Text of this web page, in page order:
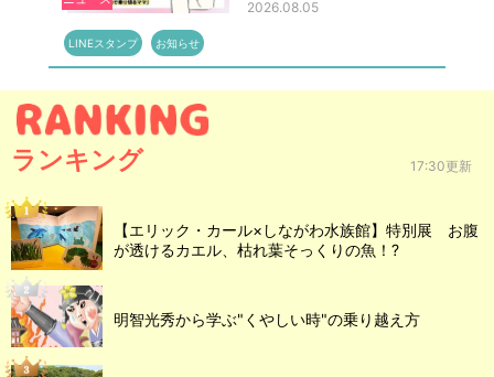
2026.08.05
LINEスタンプ お知らせ
ランキング 17:30更新
【エリック・カール×しながわ水族館】特別展 お腹
が透けるカエル、枯れ葉そっくりの魚！?
明智光秀から学ぶ"くやしい時"の乗り越え方